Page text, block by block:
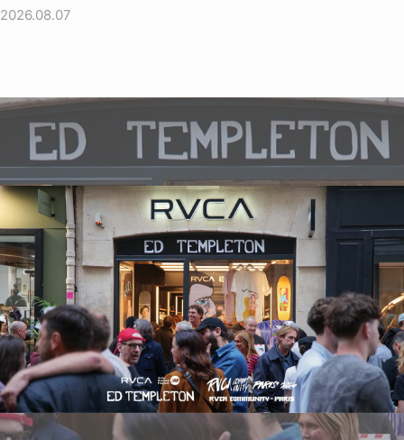
2026.08.07